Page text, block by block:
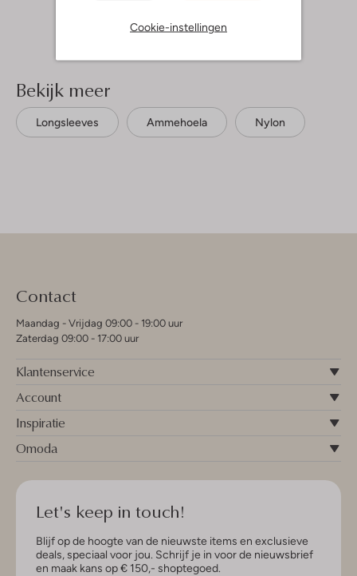
Cookie-instellingen
+ meer kleuren
Bekijk meer
Longsleeves Ammehoela Nylon
Contact
Maandag - Vrijdag 09:00 - 19:00 uur
Zaterdag 09:00 - 17:00 uur
Klantenservice
Account
Inspiratie
Omoda
Let's keep in touch!
Blijf op de hoogte van de nieuwste items en exclusieve
deals, speciaal voor jou. Schrijf je in voor de nieuwsbrief
en maak kans op € 150,- shoptegoed.